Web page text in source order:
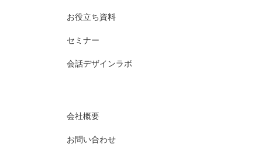
お役立ち資料
セミナー
会話デザインラボ
会社概要
お問い合わせ